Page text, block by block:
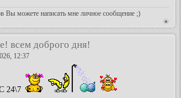
Вы можете написать мне личное сообщение ;)
всем доброго дня!
12:37
24\7